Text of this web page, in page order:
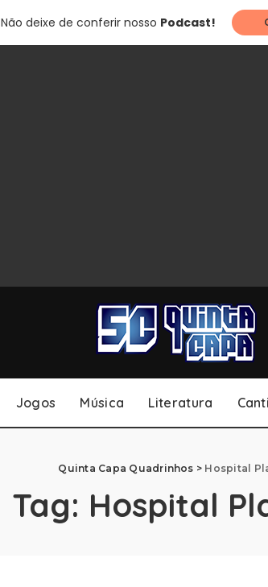
Não deixe de conferir nosso Podcast!
Jogos Música Literatura
Quinta Capa Quadrinhos > Hospital
Tag: Hospital